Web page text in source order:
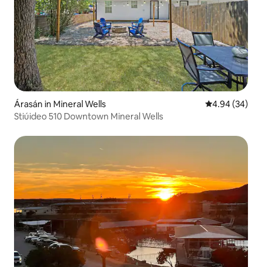
Árasán in Mineral Wells Meánrátáil
4.94 (34)
Stiúideo 510 Downtown Mineral Wells